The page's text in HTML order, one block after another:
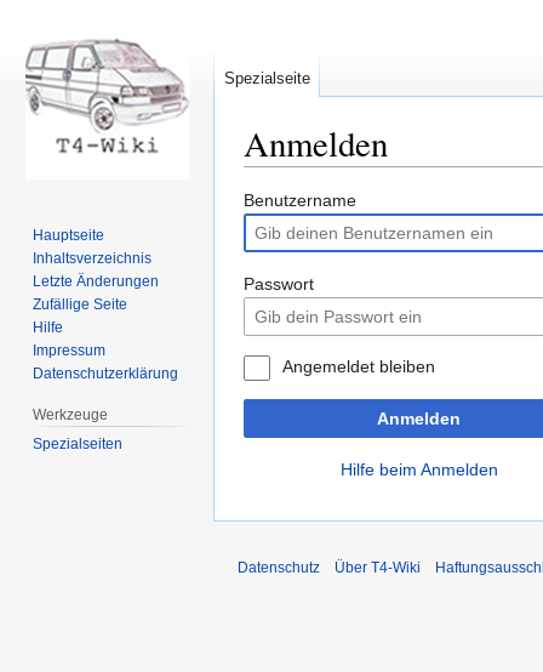
Anmelden
Zur
Navigation
springen
Zur
Suche
springen
Benutzername
Passwort
Angemeldet bleiben
Anmelden
Hilfe beim Anmelden
Spezialseite
Hauptseite
Inhaltsverzeichnis
Letzte Änderungen
Zufällige Seite
Hilfe
Impressum
Datenschutzerklärung
Werkzeuge
Spezialseiten
Datenschutz Über T4-Wiki